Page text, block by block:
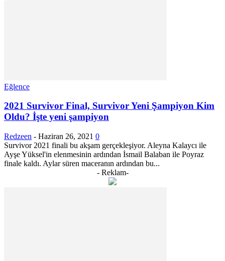
Eğlence
2021 Survivor Final, Survivor Yeni Şampiyon Kim
Oldu? İşte yeni şampiyon
Redzeen - Haziran 26, 2021 0
Survivor 2021 finali bu akşam gerçekleşiyor. Aleyna Kalaycı ile
Ayşe Yüksel'in elenmesinin ardından İsmail Balaban ile Poyraz
finale kaldı. Aylar süren maceranın ardından bu...
- Reklam-